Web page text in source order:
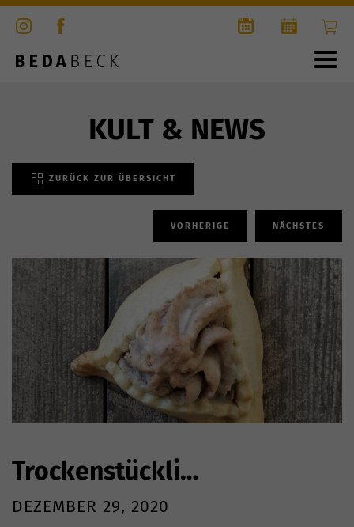
KULT & NEWS
ZURÜCK ZUR ÜBERSICHT
VORHERIGE NÄCHSTES
Trockenstückli…
DEZEMBER 29, 2020